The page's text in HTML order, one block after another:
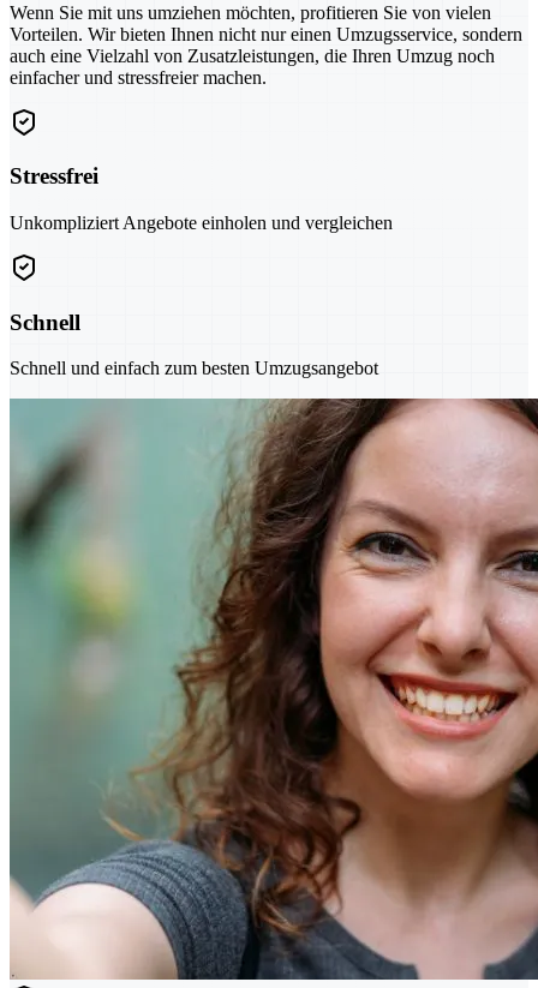
Wenn Sie mit uns umziehen möchten, profitieren Sie von vielen
Vorteilen. Wir bieten Ihnen nicht nur einen Umzugsservice, sondern
auch eine Vielzahl von Zusatzleistungen, die Ihren Umzug noch
einfacher und stressfreier machen.
Stressfrei
Unkompliziert Angebote einholen und vergleichen
Schnell
Schnell und einfach zum besten Umzugsangebot